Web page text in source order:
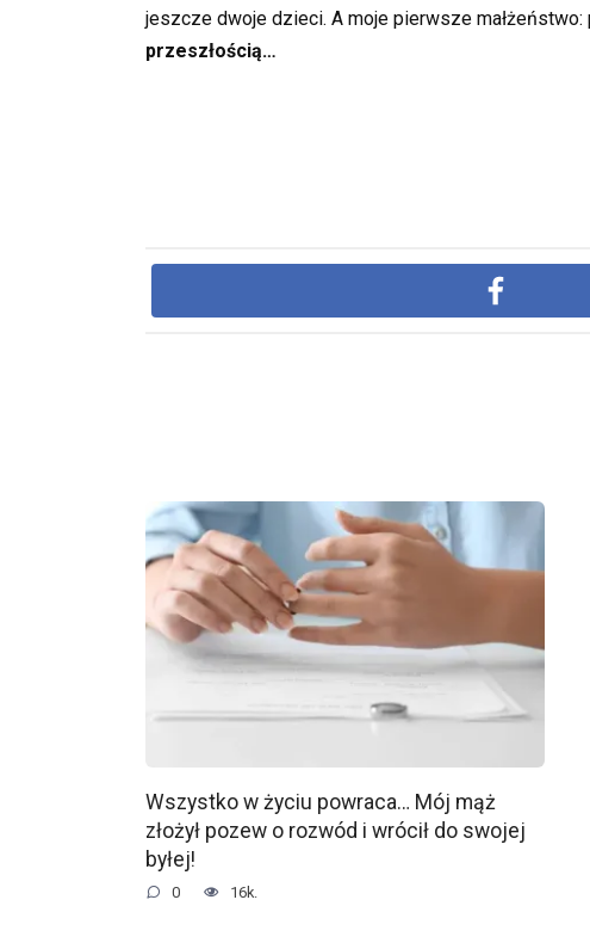
jeszcze dwoje dzieci. A moje pierwsze
przeszłością…
Wszystko w życiu powraca… Mój mąż
złożył pozew o rozwód i wrócił do swojej
byłej!
0 16k.